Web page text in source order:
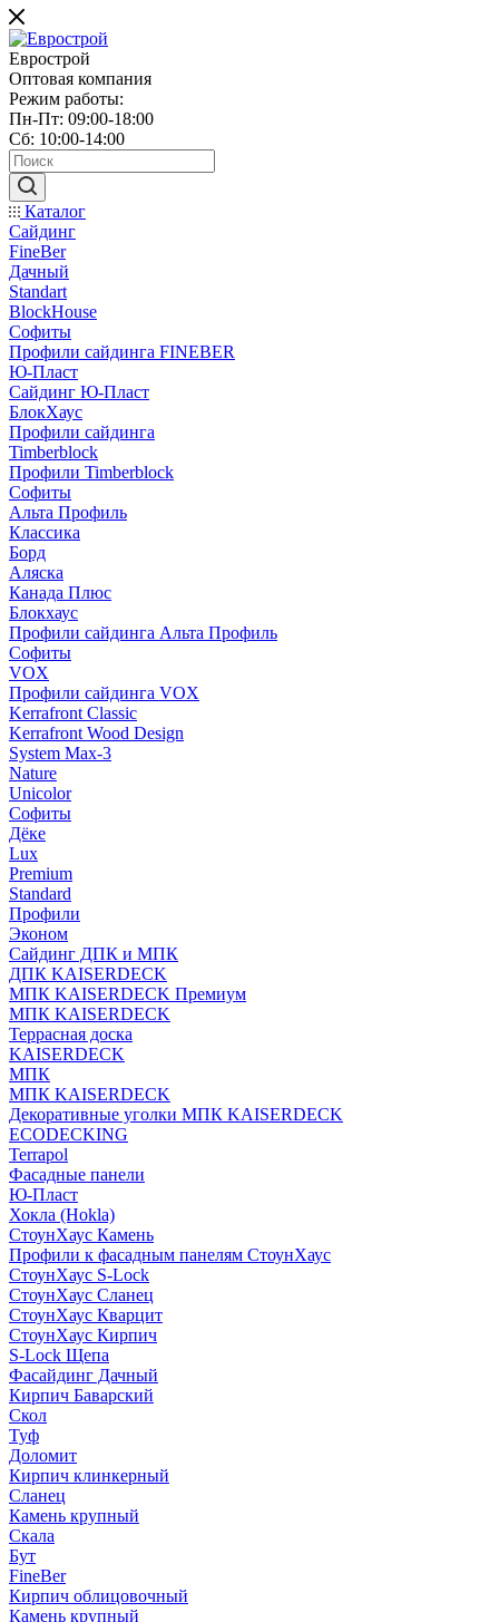
Еврострой
Оптовая компания
Режим работы:
Пн-Пт: 09:00-18:00
Сб: 10:00-14:00
Каталог
Сайдинг
FineBer
Дачный
Standart
BlockHouse
Софиты
Профили сайдинга FINEBER
Ю-Пласт
Сайдинг Ю-Пласт
БлокХаус
Профили сайдинга
Timberblock
Профили Timberblock
Софиты
Альта Профиль
Классика
Борд
Аляска
Канада Плюс
Блокхаус
Профили сайдинга Альта Профиль
Софиты
VOX
Профили сайдинга VOX
Kerrafront Classic
Kerrafront Wood Design
System Max-3
Nature
Unicolor
Софиты
Дёке
Lux
Premium
Standard
Профили
Эконом
Сайдинг ДПК и МПК
ДПК KAISERDECK
МПК KAISERDECK Премиум
МПК KAISERDECK
Террасная доска
KAISERDECK
МПК
МПК KAISERDECK
Декоративные уголки МПК KAISERDECK
ECODECKING
Terrapol
Фасадные панели
Ю-Пласт
Хокла (Hokla)
СтоунХаус Камень
Профили к фасадным панелям СтоунХаус
СтоунХаус S-Lock
СтоунХаус Сланец
СтоунХаус Кварцит
СтоунХаус Кирпич
S-Lock Щепа
Фасайдинг Дачный
Кирпич Баварский
Скол
Туф
Доломит
Кирпич клинкерный
Сланец
Камень крупный
Скала
Бут
FineBer
Кирпич облицовочный
Камень крупный